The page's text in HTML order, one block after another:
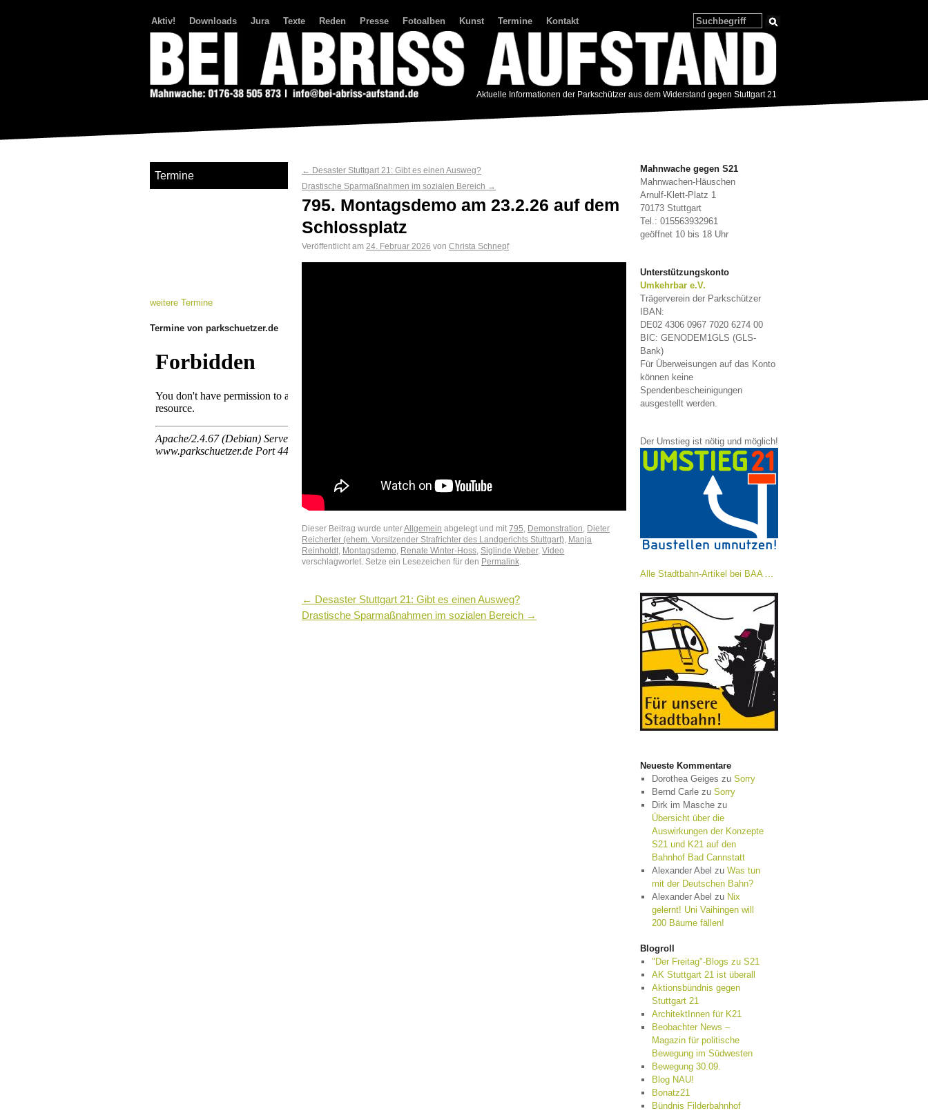
Aktiv! Downloads Jura Texte Reden Presse Fotoalben Kunst Termine Kontakt
Aktuelle Informationen der Parkschützer aus dem Widerstand gegen Stuttgart 21
← Desaster Stuttgart 21: Gibt es einen Ausweg?
Drastische Sparmaßnahmen im sozialen Bereich →
795. Montagsdemo am 23.2.26 auf dem
Schlossplatz
Veröffentlicht am 24. Februar 2026 von Christa Schnepf
Dieser Beitrag wurde unterAllgemein abgelegt und mit 795 Demonstration
Dieter
Reicherter (ehem. Vorsitzender Strafrichter des Landgerichts Stuttgart) Manja
Reinholdt Montagsdemo Renate Winter-Hoss Siglinde Weber, Video
verschlagwortet. Setze ein Lesezeichen für den Permalink
← Desaster Stuttgart 21: Gibt es einen Ausweg?
Drastische Sparmaßnahmen im sozialen Bereich →
Termine
weitere Termine
Termine von parkschuetzer.de
Mahnwache gegen S21
Mahnwachen-Häuschen
Arnulf-Klett-Platz 1
70173 Stuttgart
Tel.: 015563932961
geöffnet 10 bis 18 Uhr
Unterstützungskonto
Umkehrbar e.V.
Trägerverein der Parkschützer
IBAN:
DE02 4306 0967 7020 6274 00
BIC: GENODEM1GLS (GLS-
Bank)
Für Überweisungen auf das Konto
können keine
Spendenbescheinigungen
ausgestellt werden.
Der Umstieg ist nötig und möglich!
Alle Stadtbahn-Artikel bei BAA ...
Neueste Kommentare
Dorothea Geiges zu Sorry
Bernd Carlezu Sorry
Dirk im Maschezu
Übersicht über die
Auswirkungen der Konzepte
S21 und K21 auf den
Bahnhof Bad Cannstatt
Alexander Abel zu Was tun
mit der Deutschen Bahn?
Alexander Abel zu Nix
gelernt! Uni Vaihingen will
200 Bäume fällen!
Blogroll
"Der Freitag"-Blogs zu S21
AK Stuttgart 21 ist überall
Aktionsbündnis gegen
Stuttgart 21
ArchitektInnen für K21
Beobachter News –
Magazin für politische
Bewegung im Südwesten
Bewegung 30.09.
Blog NAU!
Bonatz21
Bündnis Filderbahnhof